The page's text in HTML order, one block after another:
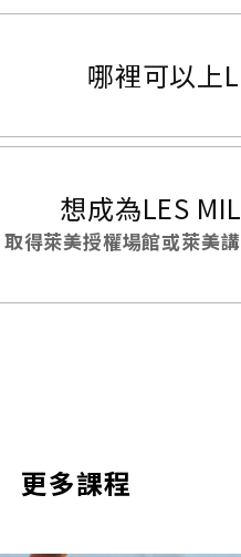
哪裡可以上
想成為LES
取得萊美授權場館或萊美
更多課程